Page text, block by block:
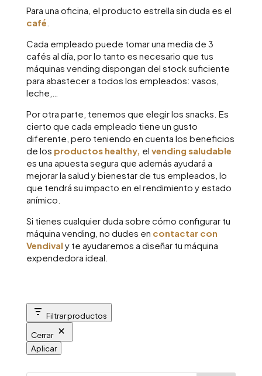
Para una oficina, el producto estrella sin duda es el
café
Cada empleado puede tomar una media de 3
cafés al día, por lo tanto es necesario que tus
máquinas vending dispongan del stock suficiente
para abastecer a todos los empleados: vasos,
leche,…
Por otra parte, tenemos que elegir los snacks. Es
cierto que cada empleado tiene un gusto
diferente, pero teniendo en cuenta los beneficios
de los productos healthy, el vending saludable
es una apuesta segura que además ayudará a
mejorar la salud y bienestar de tus empleados, lo
que tendrá su impacto en el rendimiento y estado
anímico.
Si tienes cualquier duda sobre cómo configurar tu
máquina vending, no dudes en contactar con
Vendival y te ayudaremos a diseñar tu máquina
expendedora ideal.
Filtrar productos
Cerrar
Aplicar